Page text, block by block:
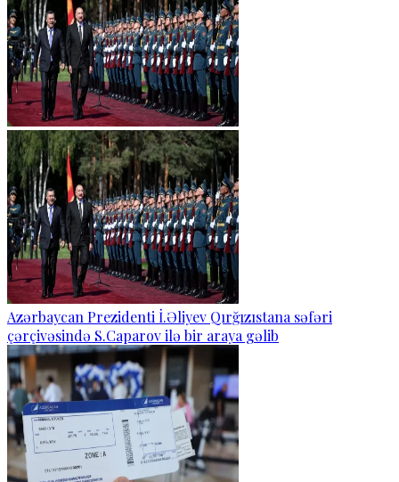
Azərbaycan Prezidenti İ.Əliyev Qırğızıstana səfəri
çərçivəsində S.Caparov ilə bir araya gəlib